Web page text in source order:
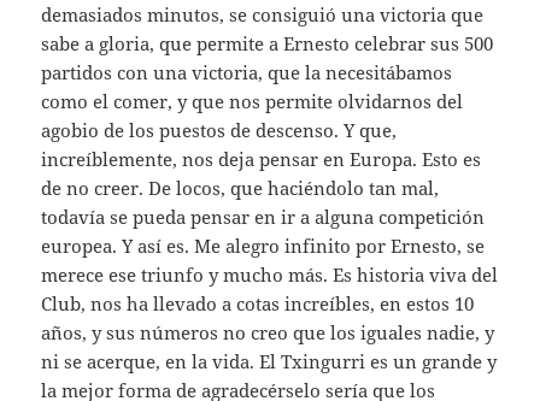
demasiados minutos, se consiguió una victoria que
sabe a gloria, que permite a Ernesto celebrar sus 500
partidos con una victoria, que la necesitábamos
como el comer, y que nos permite olvidarnos del
agobio de los puestos de descenso. Y que,
increíblemente, nos deja pensar en Europa. Esto es
de no creer. De locos, que haciéndolo tan mal,
todavía se pueda pensar en ir a alguna competición
europea. Y así es. Me alegro infinito por Ernesto, se
merece ese triunfo y mucho más. Es historia viva del
Club, nos ha llevado a cotas increíbles, en estos 10
años, y sus números no creo que los iguales nadie, y
ni se acerque, en la vida. El Txingurri es un grande y
la mejor forma de agradecérselo sería que los